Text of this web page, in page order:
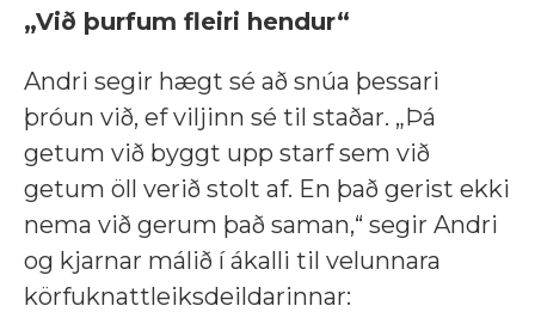
„Við þurfum fleiri hendur“
Andri segir hægt sé að snúa þessari
þróun við, ef viljinn sé til staðar. „Þá
getum við byggt upp starf sem við
getum öll verið stolt af. En það gerist ekki
nema við gerum það saman,“ segir Andri
og kjarnar málið í ákalli til velunnara
körfuknattleiksdeildarinnar: